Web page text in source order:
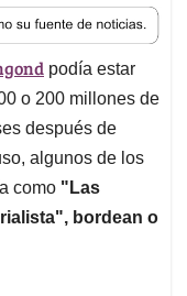
podía estar
o 200 millones de
después de
algunos de los
como "Las
bordean o